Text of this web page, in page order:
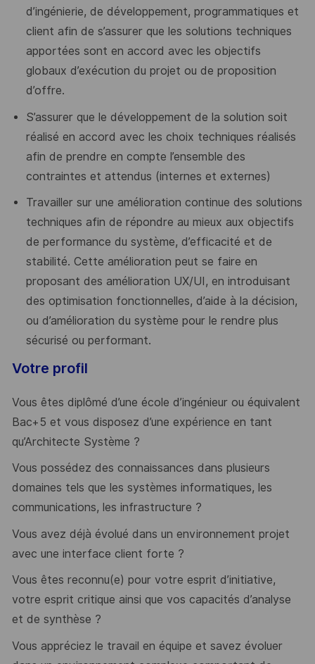
d’ingénierie, de développement, programmatiques et
client afin de s’assurer que les solutions techniques
apportées sont en accord avec les objectifs
globaux d’exécution du projet ou de proposition
d’offre.
S’assurer que le développement de la solution soit
réalisé en accord avec les choix techniques réalisés
afin de prendre en compte l’ensemble des
contraintes et attendus (internes et externes)
Travailler sur une amélioration continue des solutions
techniques afin de répondre au mieux aux objectifs
de performance du système, d’efficacité et de
stabilité. Cette amélioration peut se faire en
proposant des amélioration UX/UI, en introduisant
des optimisation fonctionnelles, d’aide à la décision,
ou d’amélioration du système pour le rendre plus
sécurisé ou performant.
Votre profil
Vous êtes diplômé d’une école d’ingénieur ou équivalent
Bac+5 et vous disposez d’une expérience en tant
qu’Architecte Système ?
Vous possédez des connaissances dans plusieurs
domaines tels que les systèmes informatiques, les
communications, les infrastructure ?
Vous avez déjà évolué dans un environnement projet
avec une interface client forte ?
Vous êtes reconnu(e) pour votre esprit d’initiative,
votre esprit critique ainsi que vos capacités d’analyse
et de synthèse ?
Vous appréciez le travail en équipe et savez évoluer